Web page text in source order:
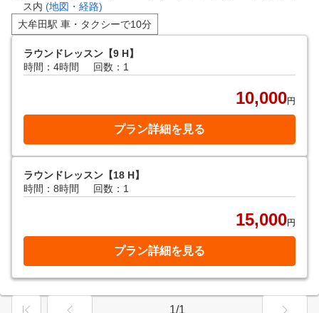
ス内 (地図・経路)
大牟田駅 車・タクシーで10分
ラウンドレッスン【9 H】
時間：4時間
回数：1
10,000円
プラン詳細を見る
ラウンドレッスン【18 H】
時間：8時間
回数：1
15,000円
プラン詳細を見る
1/1